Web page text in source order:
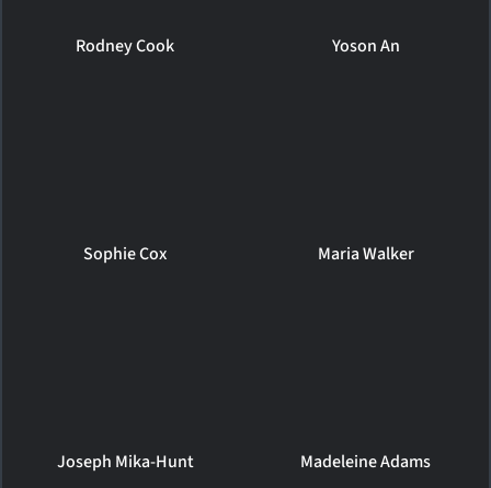
Rodney Cook Yoson An
Sophie Cox Maria Walker
Joseph Mika-Hunt Madeleine Adams